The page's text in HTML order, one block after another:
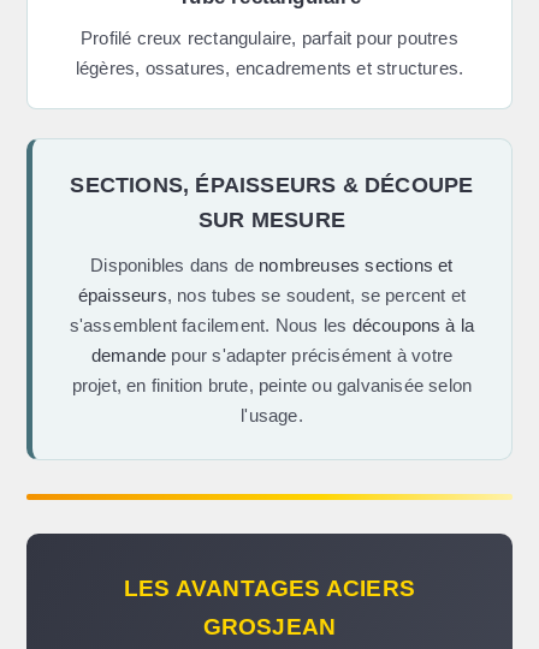
Profilé creux rectangulaire, parfait pour poutres
légères, ossatures, encadrements et structures.
SECTIONS, ÉPAISSEURS & DÉCOUPE
SUR MESURE
Disponibles dans de nombreuses sections et
épaisseurs, nos tubes se soudent, se percent et
s'assemblent facilement. Nous les découpons à la
demande pour s'adapter précisément à votre
projet, en finition brute, peinte ou galvanisée selon
l'usage.
LES AVANTAGES ACIERS
GROSJEAN